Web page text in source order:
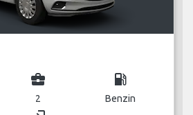
business_center
2
local_gas_station
Benzin